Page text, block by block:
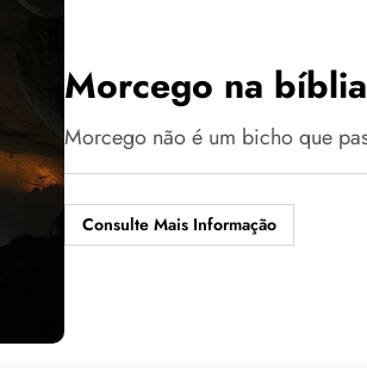
Morcego na
Morcego não é um bicho que
Consulte Mais Informação